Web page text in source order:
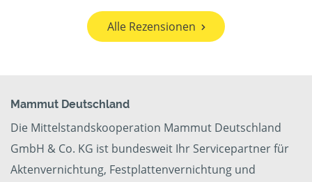
Alle Rezensionen
Mammut Deutschland
Die Mittelstandskooperation Mammut Deutschland
GmbH & Co. KG ist bundesweit Ihr Servicepartner für
Aktenvernichtung, Festplattenvernichtung und